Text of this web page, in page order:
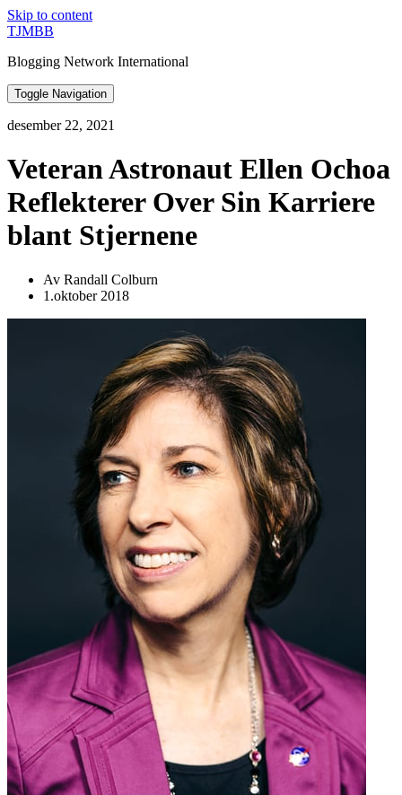
Skip to content
TJMBB
Blogging Network International
Toggle Navigation
desember 22, 2021
Veteran Astronaut Ellen Ochoa
Reflekterer Over Sin Karriere
blant Stjernene
Av Randall Colburn
1.oktober 2018